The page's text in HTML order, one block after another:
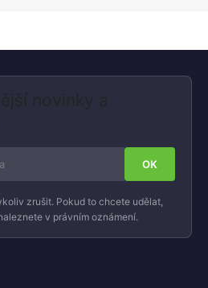
novinky a
zrušit. Pokud to chcete udělat,
v právním oznámení.